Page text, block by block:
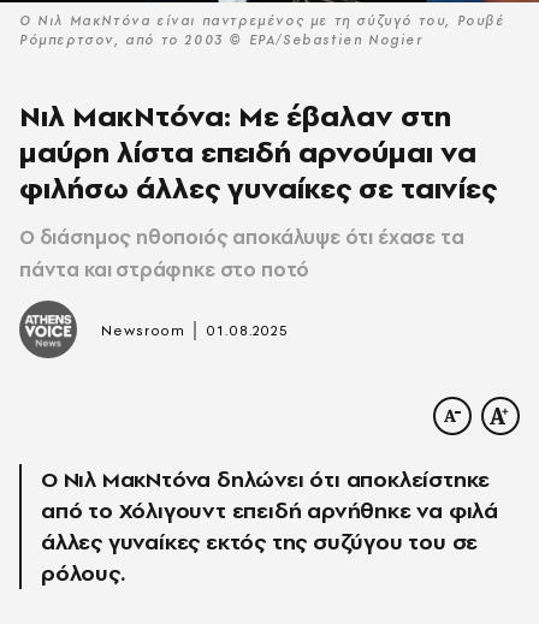
Ο Νιλ ΜακΝτόνα είναι παντρεμένος με τη σύζυγό του, Ρουβέ
Ρόμπερτσον, από το 2003 © ΕPA/Sebastien Nogier
Νιλ ΜακΝτόνα: Με έβαλαν στη
μαύρη λίστα επειδή αρνούμαι να
φιλήσω άλλες γυναίκες σε ταινίες
Ο διάσημος ηθοποιός αποκάλυψε ότι έχασε τα
πάντα και στράφηκε στο ποτό
Newsroom 01.08.2025
Ο Νιλ ΜακΝτόνα δηλώνει ότι αποκλείστηκε
από το Χόλιγουντ επειδή αρνήθηκε να φιλά
άλλες γυναίκες εκτός της συζύγου του σε
ρόλους.